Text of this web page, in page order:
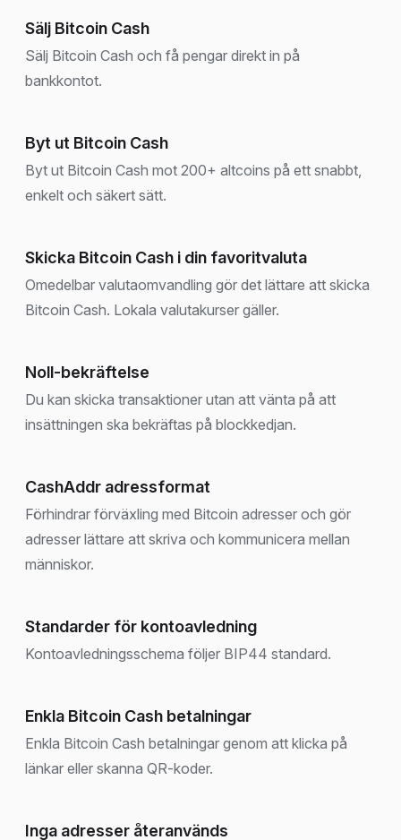
Sälj Bitcoin Cash
Sälj Bitcoin Cash och få pengar direkt in på
bankkontot.
Byt ut Bitcoin Cash
Byt ut Bitcoin Cash mot 200+ altcoins på ett snabbt,
enkelt och säkert sätt.
Skicka Bitcoin Cash i din favoritvaluta
Omedelbar valutaomvandling gör det lättare att skicka
Bitcoin Cash. Lokala valutakurser gäller.
Noll-bekräftelse
Du kan skicka transaktioner utan att vänta på att
insättningen ska bekräftas på blockkedjan.
CashAddr adressformat
Förhindrar förväxling med Bitcoin adresser och gör
adresser lättare att skriva och kommunicera mellan
människor.
Standarder för kontoavledning
Kontoavledningsschema följer BIP44 standard.
Enkla Bitcoin Cash betalningar
Enkla Bitcoin Cash betalningar genom att klicka på
länkar eller skanna QR-koder.
Inga adresser återanvänds